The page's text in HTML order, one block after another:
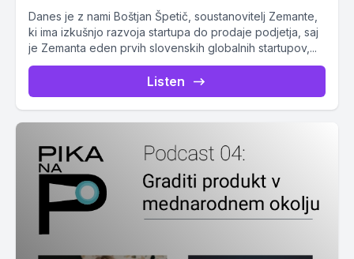
Danes je z nami Boštjan Špetič, soustanovitelj Zemante,
ki ima izkušnjo razvoja startupa do prodaje podjetja, saj
je Zemanta eden prvih slovenskih globalnih startupov,...
Listen